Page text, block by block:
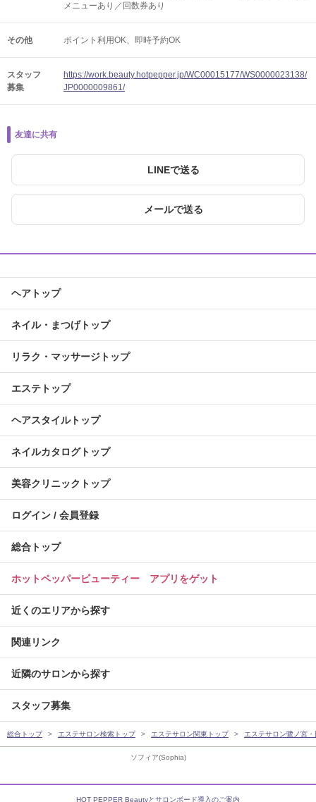
ソフィア(Sophia)
メニューあり／回数券あり
その他 ポイント利用OK 即時予約OK
スタッフ
募集
https://work.beauty.hotpepper.jp/WC00015177/WS0000023138/
JP0000009861/
友達に共有
LINEで送る
メールで送る
ヘアトップ
ネイル・まつげトップ
リラク・マッサージトップ
エステトップ
ヘアスタイルトップ
ネイルカタログトップ
美容クリニックトップ
ログイン / 会員登録
総合トップ
ホットペッパービューティー アプリをゲット
近くのエリアから探す
関連リンク
近隣のサロンから探す
スタッフ募集
総合トップ エステサロン検索トップ エステサロン関東トップ エステサロン鷺ノ宮
HOT PEPPER Beautyとサロンボード導入のご案内